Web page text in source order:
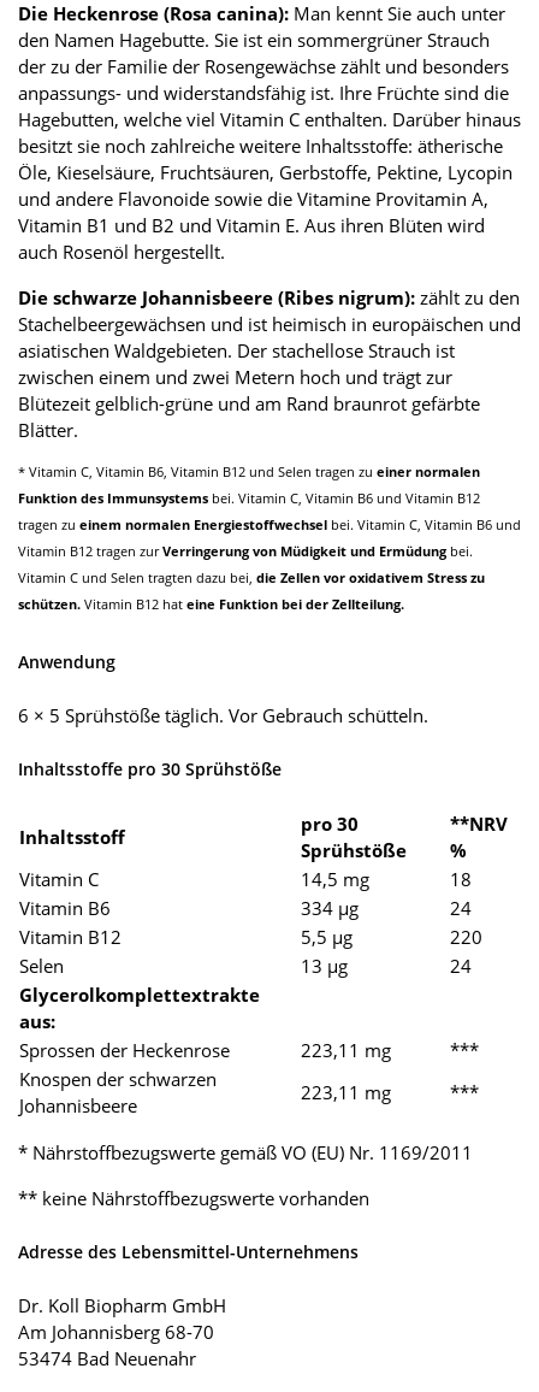
Die Heckenrose (Rosa canina): Man kennt Sie auch unter
den Namen Hagebutte. Sie ist ein sommergrüner Strauch
der zu der Familie der Rosengewächse zählt und besonders
anpassungs- und widerstandsfähig ist. Ihre Früchte sind die
Hagebutten, welche viel Vitamin C enthalten. Darüber hinaus
besitzt sie noch zahlreiche weitere Inhaltsstoffe: ätherische
Öle, Kieselsäure, Fruchtsäuren, Gerbstoffe, Pektine, Lycopin
und andere Flavonoide sowie die Vitamine Provitamin A,
Vitamin B1 und B2 und Vitamin E. Aus ihren Blüten wird
auch Rosenöl hergestellt.
Die schwarze Johannisbeere (Ribes nigrum): zählt zu den
Stachelbeergewächsen und ist heimisch in europäischen und
asiatischen Waldgebieten. Der stachellose Strauch ist
zwischen einem und zwei Metern hoch und trägt zur
Blütezeit gelblich-grüne und am Rand braunrot gefärbte
Blätter.
* Vitamin C, Vitamin B6, Vitamin B12 und Selen tragen zu einer normalen
Funktion des Immunsystems bei. Vitamin C, Vitamin B6 und Vitamin B12
tragen zu einem normalen Energiestoffwechsel bei. Vitamin C, Vitamin B6 und
Vitamin B12 tragen zurVerringerung von Müdigkeit und Ermüdung bei.
Vitamin C und Selen tragten dazu bei, die Zellen vor oxidativem Stress zu
schützen. Vitamin B12 hat eine Funktion bei der Zellteilung.
Anwendung
6 × 5 Sprühstöße täglich. Vor Gebrauch schütteln.
Inhaltsstoffe pro 30 Sprühstöße
Inhaltsstoff
pro 30
Sprühstöße
**NRV
%
Vitamin C
14,5 mg
18
Vitamin B6
334 µg
24
Vitamin B12
5,5 µg
220
Selen
13 µg
24
Glycerolkomplettextrakte
aus:
Sprossen der Heckenrose
223,11 mg
***
Knospen der schwarzen
Johannisbeere
223,11 mg ***
* Nährstoffbezugswerte gemäß VO (EU) Nr. 1169/2011
** keine Nährstoffbezugswerte vorhanden
Adresse des Lebensmittel-Unternehmens
Dr. Koll Biopharm GmbH
Am Johannisberg 68-70
53474 Bad Neuenahr